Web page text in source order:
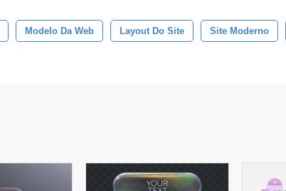
Modelo Da Web Layout Do Site Site Moderno